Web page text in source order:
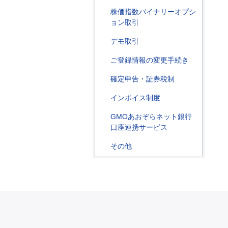
株価指数バイナリーオプシ
ョン取引
デモ取引
ご登録情報の変更手続き
確定申告・証券税制
インボイス制度
GMOあおぞらネット銀行
口座連携サービス
その他